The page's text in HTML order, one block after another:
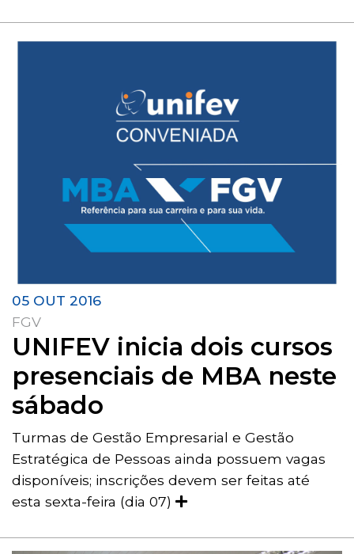
05 OUT 2016
FGV
UNIFEV inicia dois cursos
presenciais de MBA neste
sábado
Turmas de Gestão Empresarial e Gestão
Estratégica de Pessoas ainda possuem vagas
disponíveis; inscrições devem ser feitas até
esta sexta-feira (dia 07)